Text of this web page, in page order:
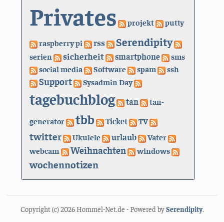
Privates projekt putty
raspberry pi rss Serendipity
serien sicherheit smartphone
sms
social media
Software spam ssh
Support Sysadmin Day
tagebuchblog tan
tan-
generator
tbb Ticket TV
twitter Ukulele urlaub
Vater
webcam
Weihnachten windows
wochennotizen
Copyright (c) 2026 Hommel-Net.de - Powered bySerendipity.